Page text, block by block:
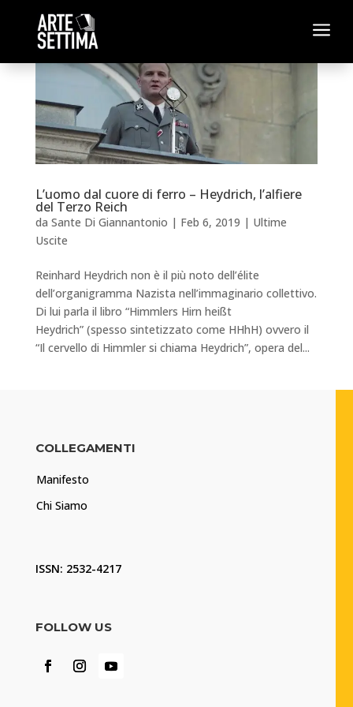
a
L’uomo dal cuore di ferro – Heydrich, l’alfiere
del Terzo Reich
da Sante Di Giannantonio | Feb 6, 2019 | Ultime
Uscite
Reinhard Heydrich non è il più noto dell’élite
dell’organigramma Nazista nell’immaginario collettivo.
Di lui parla il libro “Himmlers Hirn heißt
Heydrich” (spesso sintetizzato come HHhH) ovvero il
“Il cervello di Himmler si chiama Heydrich”, opera del...
COLLEGAMENTI
Manifesto
Chi Siamo
ISSN: 2532-4217
FOLLOW US